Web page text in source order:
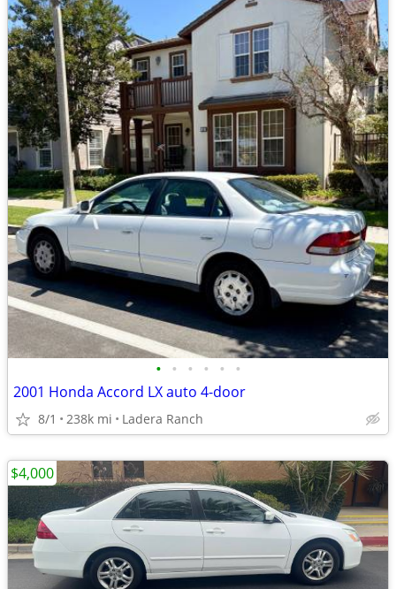
• • • • • •
2001 Honda Accord LX auto 4-door
8/1 238k mi Ladera Ranch
$4,000